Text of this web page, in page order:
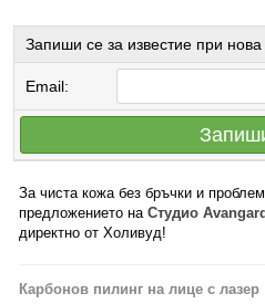
Запиши се за известие при
Email:
За чиста кожа без бръчки и
предложението на Студио Avangard
директно от Холивуд!
Карбонов пилинг на лице с лазер